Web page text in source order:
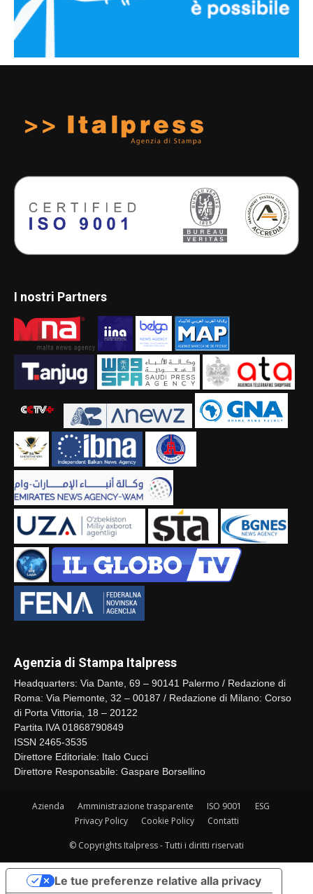
I nostri Partners
Agenzia di Stampa Italpress
Headquarters: Via Dante, 69 – 90141 Palermo / Redazione di
Roma: Via Piemonte, 32 – 00187 / Redazione di Milano: Corso
di Porta Vittoria, 18 – 20122
Partita IVA 01868790849
ISSN 2465-3535
Direttore Editoriale: Italo Cucci
Direttore Responsabile: Gaspare Borsellino
Azienda Amministrazione trasparente ISO 9001
ESG
Privacy Policy
Cookie Policy Contatti
© Copyrights Italpress - Tutti i diritti riservati
Le tue preferenze relative alla privacy